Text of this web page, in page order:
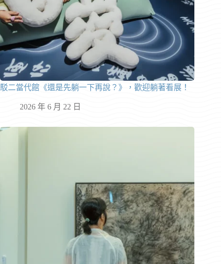
駁二當代館《還是先躺一下再說？》，歡迎躺著看展！
2026 年 6 月 22 日